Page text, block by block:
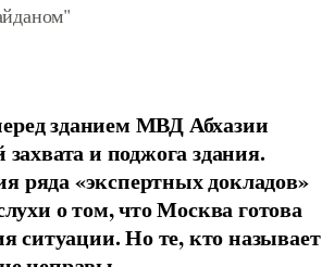
зданием МВД Абхазии
и поджога здания.
ряда «экспертных докладов»
о том, что Москва готова
ситуации. Но те, кто называет